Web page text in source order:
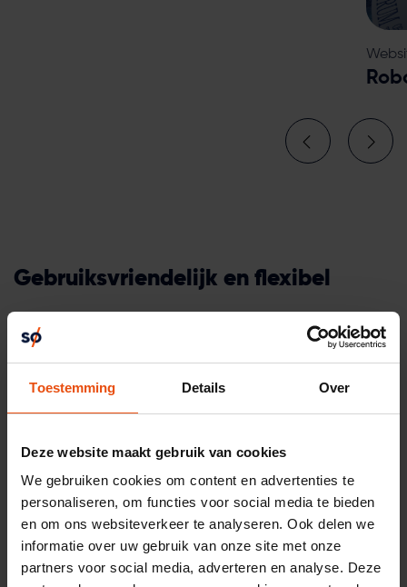
Toestemming Details Over
Deze website maakt gebruik van cookies
We gebruiken cookies om content en advertenties te
personaliseren, om functies voor social media te bieden
en om ons websiteverkeer te analyseren. Ook delen we
informatie over uw gebruik van onze site met onze
partners voor social media, adverteren en analyse. Deze
Gebruiksvriendelijk en flexibel
geschikt om website op te bouwen. WordPress is een
zogenaamd opensourcesoftware dat voor iedereen
toegankelijk is met de juiste licentie. Daarnaast is het
projecten toevoegen, maar ook koppelingen maken met
plugins. WordPress is ook SEO-vriendelijk en met de juiste
plugin, zoals Yoast SEO, kun je je website verder
optimaliseren voor zoekmachines.
Er zijn dus tal van mogelijkheden om je website uit te
breiden. Wil jij eens sparren over alle mogelijkheden voor je